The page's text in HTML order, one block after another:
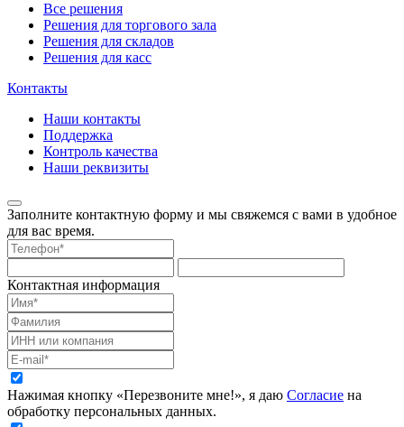
Все решения
Решения для торгового зала
Решения для складов
Решения для касс
Контакты
Наши контакты
Поддержка
Контроль качества
Наши реквизиты
Заполните контактную форму и мы свяжемся с вами в удобное
для вас время.
Контактная информация
Нажимая кнопку «Перезвоните мне!», я даю Согласие на
обработку персональных данных.